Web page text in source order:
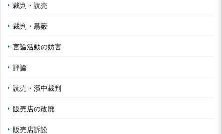
裁判・読売
裁判・黒薮
言論活動の妨害
評論
読売・濱中裁判
販売店の改廃
販売店訴訟